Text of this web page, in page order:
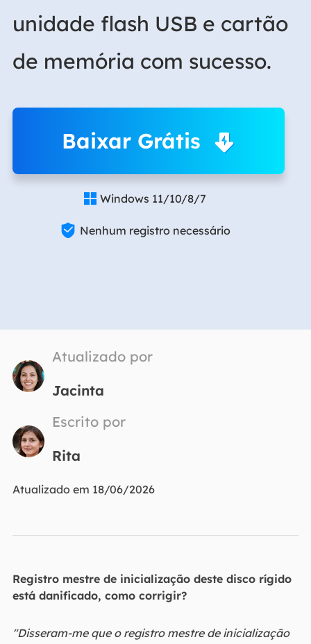
unidade flash USB e cartão
de memória com sucesso.
Baixar Grátis
 Windows 11/10/8/7
 Nenhum registro necessário
Atualizado por
Jacinta
Escrito por
Rita
Atualizado em 18/06/2026
Registro mestre de inicialização deste disco rígido
está danificado, como corrigir?
"Disseram-me que o registro mestre de inicialização